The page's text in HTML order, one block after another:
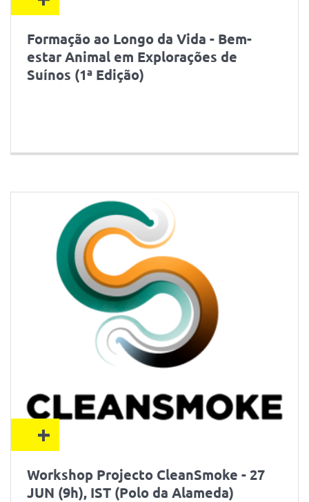
Formação ao Longo da Vida - Bem-
estar Animal em Explorações de
Suínos (1ª Edição)
+
Workshop Projecto CleanSmoke - 27
JUN (9h), IST (Polo da Alameda)